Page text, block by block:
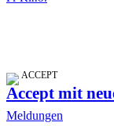
ACCEPT
Accept mit
Meldungen